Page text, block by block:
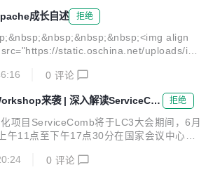
讯提供文件流传输能力，支持音乐、图片
服务级别QPS控制基础上，新增支持API级
手架和start.servicecomb.io，支持用户快
完整的开箱即用能力 新增支持使用Gradle
成长自述 拒绝
align
static.oschina.net/uploads/im
alt="" height="375" src="https://oscimg.os
06a23d46942294b0de2a4913598f0265f
/></p> <p>&nb...
0 评论
来袭 | 深入解读ServiceCo
拒绝
项目ServiceComb将于LC3大会期间，6月
午11点至下午17点30分在国家会议中心举
次开放日将主要聚焦在以下几个方面，和
0 评论